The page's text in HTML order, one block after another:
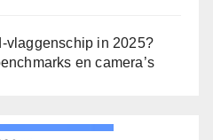
vlaggenschip in 2025?
en camera’s